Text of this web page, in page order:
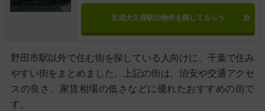
京成大久保駅の物件を探してもらう
野田市駅以外で住む街を探している人向けに、千葉で住み
やすい街をまとめました。上記の街は、治安や交通アクセ
スの良さ、家賃相場の低さなどに優れたおすすめの街で
す。